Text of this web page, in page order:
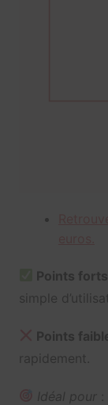
Points forts
simple
Points
rapidement.
Idéal pour